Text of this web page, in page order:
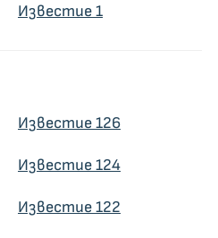
Известие 1
Известие 126
Известие 124
Известие 122